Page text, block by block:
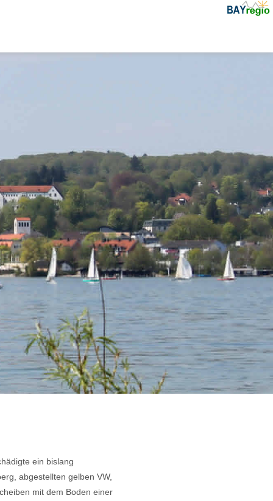
ein bislang
abgestellten gelben VW,
mit dem Boden einer